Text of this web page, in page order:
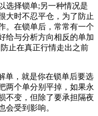
选择锁单;另一种情况是
大时不忍平仓，为了防止
。在锁单后，常常有一个
给与分析方向相反的单加
止在真正行情走出之前
单，就是你在锁单后要选
两个单分别平掉，如果永
不变，但除了要承担隔夜
会受到影响。